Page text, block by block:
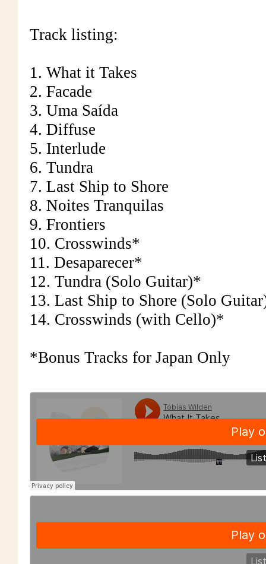
Track listing:
1. What it Takes
2. Facade
3. Uma Saída
4. Diffuse
5. Interlude
6. Tundra
7. Last Ship to Shore
8. Noites Tranquilas
9. Frontiers
10. Crosswinds*
11. Desaparecer*
12. Tundra (Solo Guitar)*
13. Last Ship to Shore (Solo
14. Crosswinds (with Cello)*
*Bonus Tracks for Japan Only